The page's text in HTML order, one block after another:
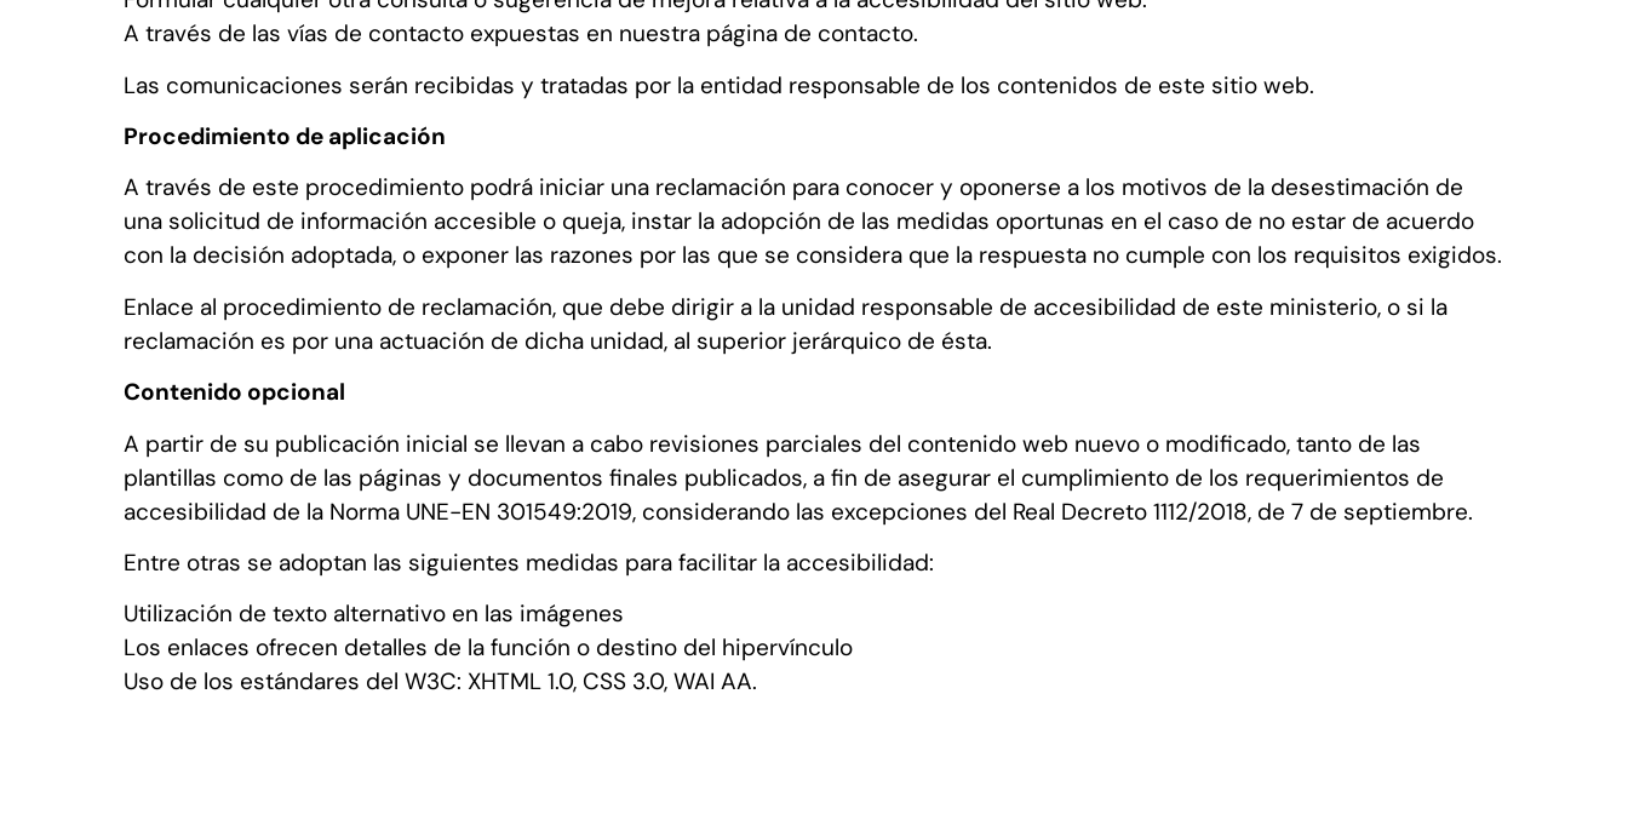
A través de las vías de contacto expuestas en nuestra página de contacto.
Las comunicaciones serán recibidas y tratadas por la entidad responsable de los contenidos de este sitio web.
Procedimiento de aplicación
A través de este procedimiento podrá iniciar una reclamación para conocer y oponerse a los motivos de la desestimación de
una solicitud de información accesible o queja, instar la adopción de las medidas oportunas en el caso de no estar de acuerdo
con la decisión adoptada, o exponer las razones por las que se considera que la respuesta no cumple con los requisitos exigidos.
Enlace al procedimiento de reclamación, que debe dirigir a la unidad responsable de accesibilidad de este ministerio, o si la
reclamación es por una actuación de dicha unidad, al superior jerárquico de ésta.
Contenido opcional
A partir de su publicación inicial se llevan a cabo revisiones parciales del contenido web nuevo o modificado, tanto de las
plantillas como de las páginas y documentos finales publicados, a fin de asegurar el cumplimiento de los requerimientos de
accesibilidad de la Norma UNE-EN 301549:2019, considerando las excepciones del Real Decreto 1112/2018, de 7 de septiembre.
Entre otras se adoptan las siguientes medidas para facilitar la accesibilidad:
Utilización de texto alternativo en las imágenes
Los enlaces ofrecen detalles de la función o destino del hipervínculo
Uso de los estándares del W3C: XHTML 1.0, CSS 3.0, WAI AA.